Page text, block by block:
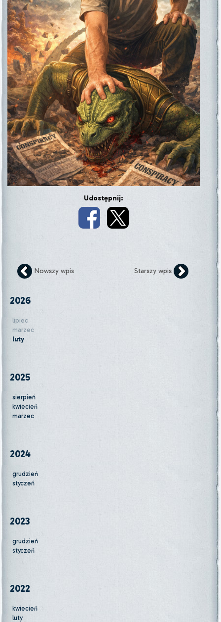
Udostępnij:
Nowszy wpis Starszy wpis
2026
lipiec
marzec
luty
2025
sierpień
kwiecień
marzec
2024
grudzień
styczeń
2023
grudzień
styczeń
2022
kwiecień
luty